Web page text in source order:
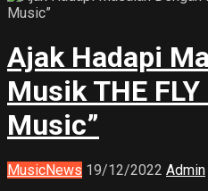
Ajak Hadapi
Musik THE
Music”
MusicNews 19/12/2022 Admin